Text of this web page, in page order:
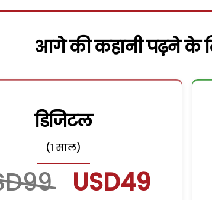
आगे की कहानी पढ़ने के
डिजिटल
(1 साल)
USD49